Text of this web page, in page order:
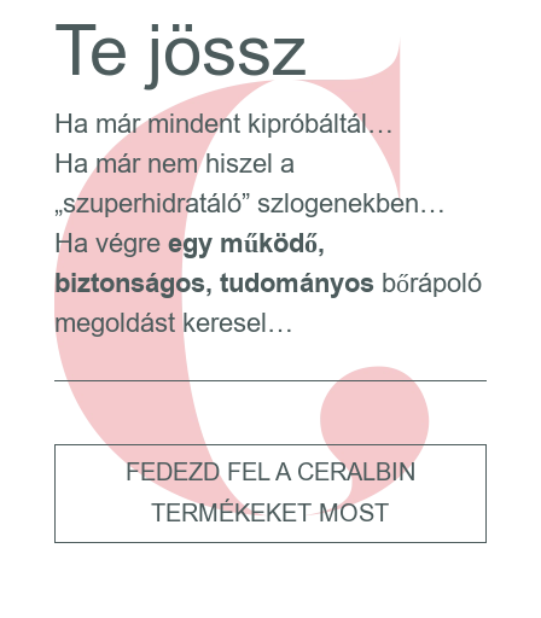
Te jössz
Ha már mindent kipróbáltál…
Ha már nem hiszel a
„szuperhidratáló” szlogenekben…
Ha végreegy működő,
biztonságos, tudományos bőrápoló
megoldást keresel…
FEDEZD FEL A CERALBIN
TERMÉKEKET MOST